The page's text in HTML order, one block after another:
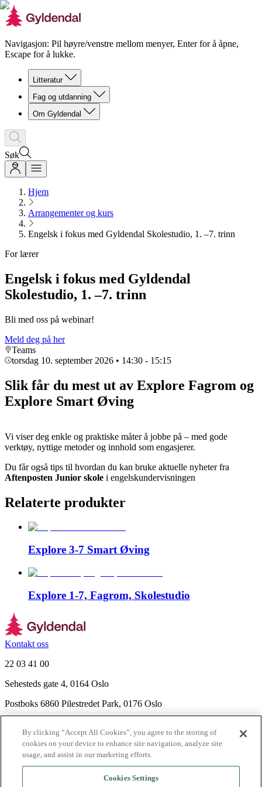
Navigasjon: Pil høyre/venstre mellom menyer, Enter for å åpne,
Escape for å lukke.
Litteratur
Fag og utdanning
Om Gyldendal
Søk
Hjem
Arrangementer og kurs
Engelsk i fokus med Gyldendal Skolestudio, 1. –7. trinn
For lærer
Engelsk i fokus med Gyldendal
Skolestudio, 1. –7. trinn
Bli med oss på webinar!
Meld deg på her
Teams
torsdag 10. september 2026 • 14:30 - 15:15
Slik får du mest ut av Explore Fagrom og
Explore Smart Øving
Vi viser deg enkle og praktiske måter å jobbe på – med gode
verktøy, nyttige metoder og innhold som engasjerer.
Du får også tips til hvordan du kan bruke aktuelle nyheter fra
Aftenposten Junior skole i engelskundervisningen
Relaterte produkter
Explore 3-7 Smart Øving
Explore 1-7, Fagrom, Skolestudio
Kontakt oss
22 03 41 00
Sehesteds gate 4, 0164 Oslo
Postboks 6860 Pilestredet Park, 0176 Oslo
Nyhetsbrev
Ledige stillinger
Send inn manus
By clicking “Accept All Cookies”, you agree to the storing of
cookies on your device to enhance site navigation, analyze site
usage, and assist in our marketing efforts.
Cookies Settings